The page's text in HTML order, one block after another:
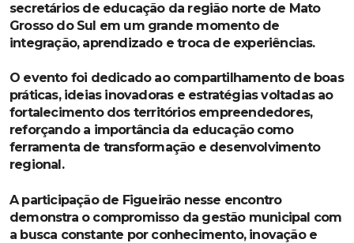
secretários de educação da região norte de Mato
Grosso do Sul em um grande momento de
integração, aprendizado e troca de experiências.
O evento foi dedicado ao compartilhamento de boas
práticas, ideias inovadoras e estratégias voltadas ao
fortalecimento dos territórios empreendedores,
reforçando a importância da educação como
ferramenta de transformação e desenvolvimento
regional.
A participação de Figueirão nesse encontro
demonstra o compromisso da gestão municipal com
a busca constante por conhecimento, inovação e